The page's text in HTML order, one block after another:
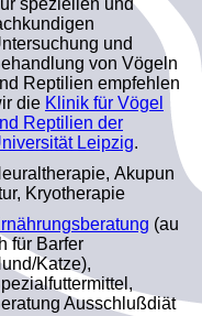
und
von Vögeln
Reptilien empfehlen
die Klinik für Vögel
Reptilien der
Leipzig.
Akupun
Kryotherapie
(au
für Barfer
Katze),
Ausschlußdiät